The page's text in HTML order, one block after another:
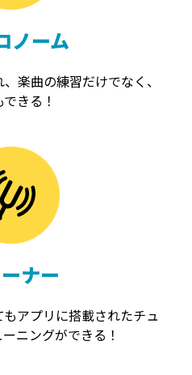
ノーム
楽曲の練習だけでなく、
きる！
ナー
アプリに搭載されたチュ
ニングができる！